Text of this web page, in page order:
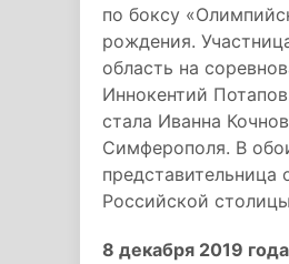
по боксу
рождения.
область на
Иннокентий
стала Иванна
Симферополя. В
представительница
Российской
8 декабря 2019 года